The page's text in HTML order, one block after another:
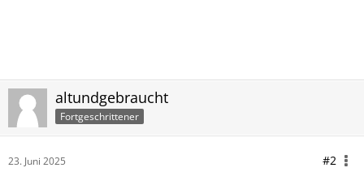
altundgebraucht
Fortgeschrittener
23. Juni 2025 #2